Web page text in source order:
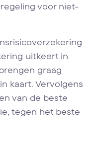
voor niet-
uitkeert in
graag
kaart. Vervolgens
van de beste
tegen het beste